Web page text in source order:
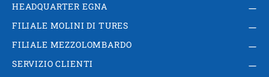
HEADQUARTER EGNA
FILIALE MOLINI DI TURES
FILIALE MEZZOLOMBARDO
SERVIZIO CLIENTI